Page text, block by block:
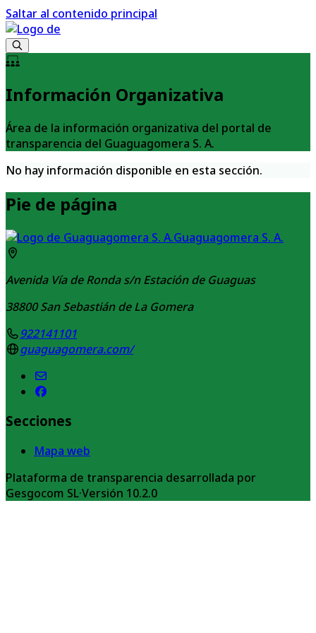
Saltar al contenido principal
Información Organizativa
Área de la información organizativa del portal de
transparencia del Guaguagomera S. A.
No hay información disponible en esta sección.
Pie de página
Guaguagomera S. A.
Avenida Vía de Ronda s/n Estación de Guaguas
38800 San Sebastián de La Gomera
922141101
guaguagomera.com/
Secciones
Mapa web
Plataforma de transparencia desarrollada por
Gesgocom SL·Versión 10.2.0